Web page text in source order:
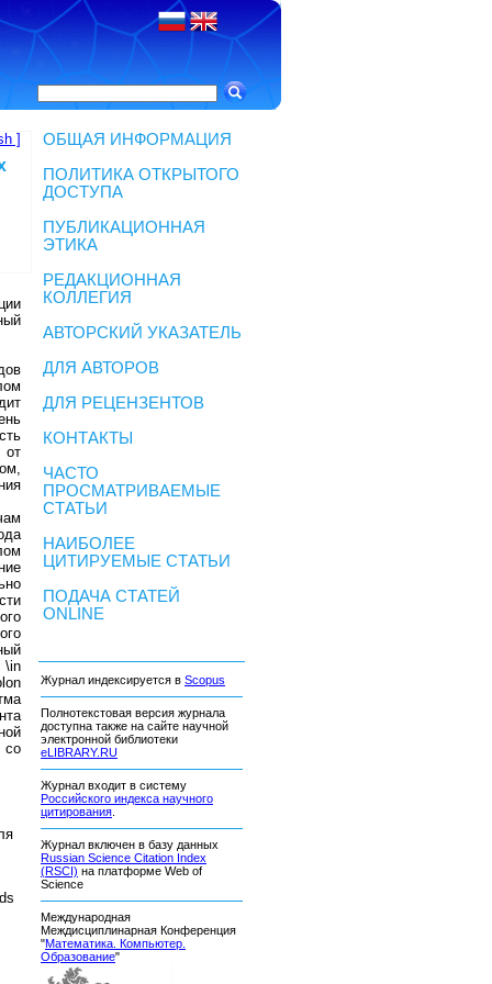
]
\in
ОБЩАЯ ИНФОРМАЦИЯ
ПОЛИТИКА ОТКРЫТОГО
ДОСТУПА
ПУБЛИКАЦИОННАЯ
ЭТИКА
РЕДАКЦИОННАЯ
КОЛЛЕГИЯ
АВТОРСКИЙ УКАЗАТЕЛЬ
ДЛЯ АВТОРОВ
ДЛЯ РЕЦЕНЗЕНТОВ
КОНТАКТЫ
ЧАСТО
ПРОСМАТРИВАЕМЫЕ
СТАТЬИ
НАИБОЛЕЕ
ЦИТИРУЕМЫЕ СТАТЬИ
ПОДАЧА СТАТЕЙ
ONLINE
Журнал индексируется в Scopus
Полнотекстовая версия журнала
доступна также на сайте научной
электронной библиотеки
eLIBRARY.RU
Журнал входит в систему
Российского индекса научного
цитирования
Журнал включен в базу данных
Russian Science Citation Index
(RSCI) на платформе Web of
Science
Международная
Междисциплинарная Конференция
"Математика. Компьютер.
Образование"